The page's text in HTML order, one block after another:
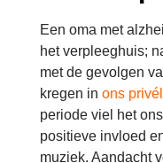
Een oma met
het verpleeghuis;
met de gevolgen
kregen in ons
periode viel het
positieve invloed
muziek. Aandacht